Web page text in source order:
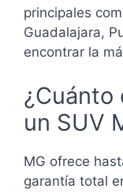
principales
Guadalajara,
encontrar la
¿Cuánto
un SUV
MG ofrece
garantía total